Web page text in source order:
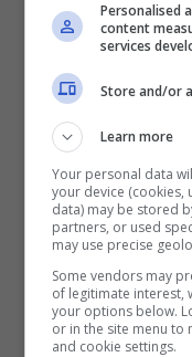
Kramaric over
over 0,5 tiri in
totale di 7.00
ammoniti
LeonAdvullahu
casa ha fatto il
base anche ai
Personalised
content
services
Store and/or
Learn more
Your personal data
your device (cookies,
data) may be stored
partners, or used
may use precise
Some vendors may
of legitimate interest,
your options below.
or in the site menu to
and cookie settings.